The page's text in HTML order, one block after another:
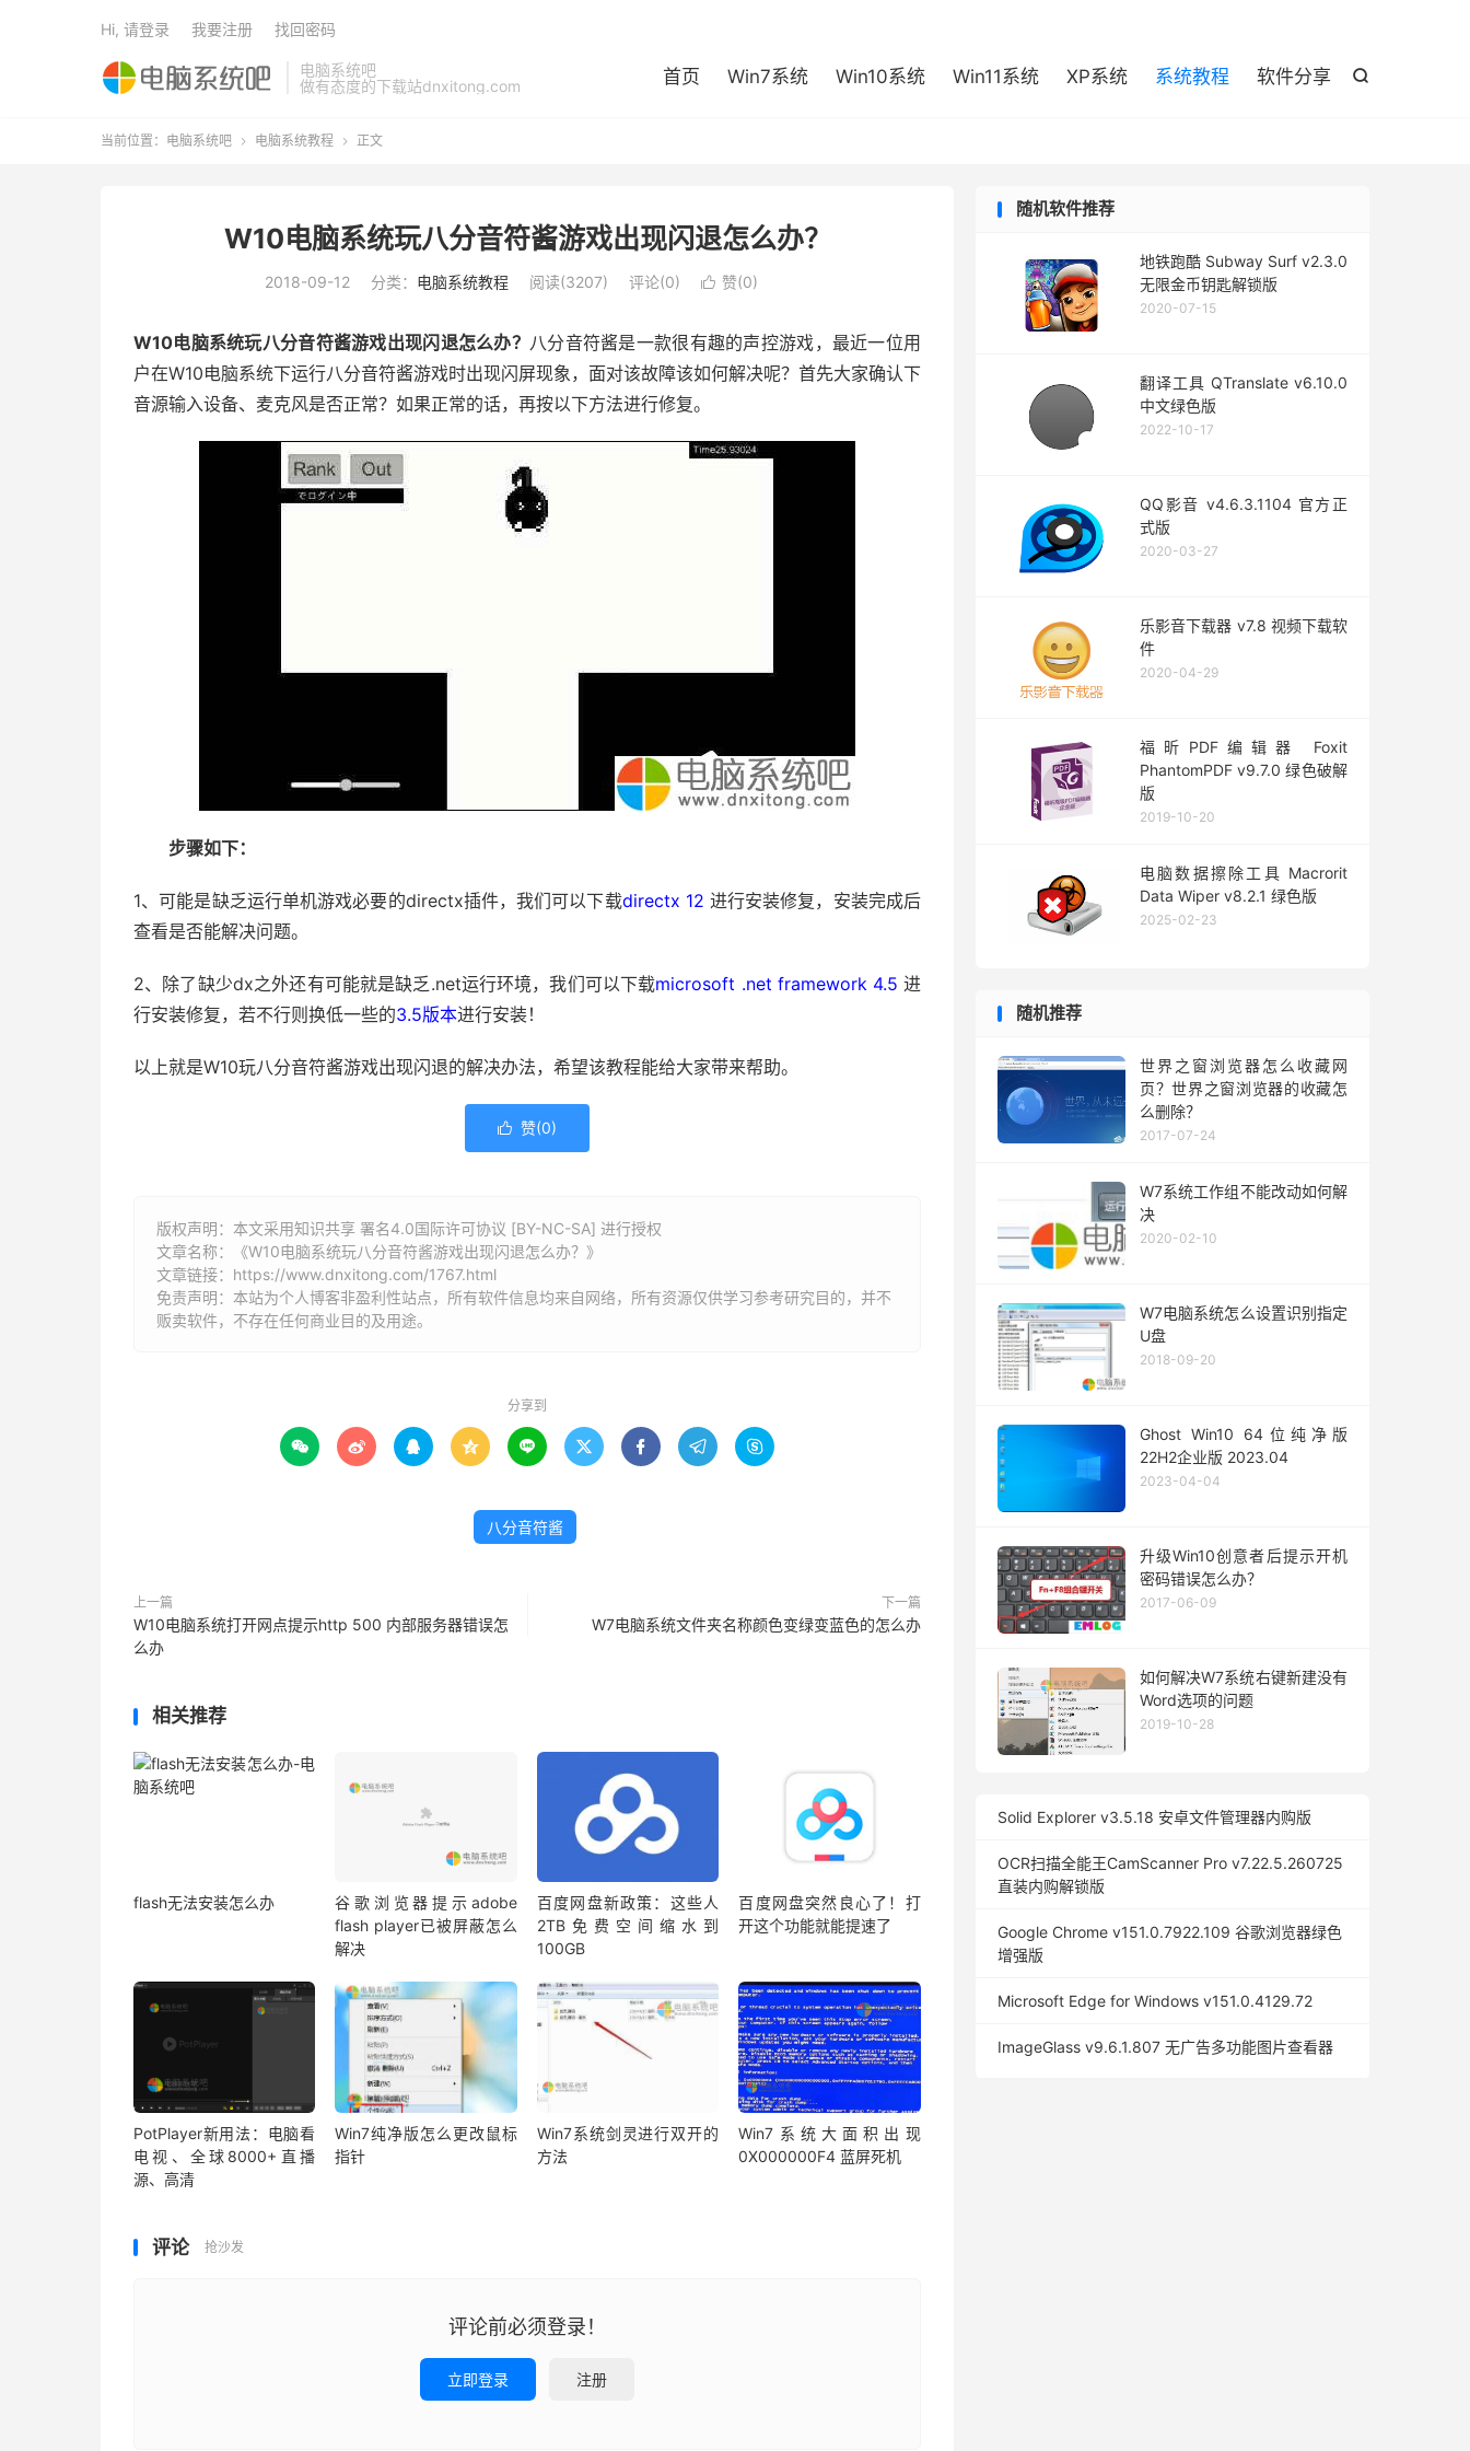
电脑系统吧
做有态度的下载站dnxitong.com

首页 Win7系统 Win10系统 Win11系统 XP系统 系统教程 软件分享
Hi, 请登录 我要注册 找回密码
当前位置： 电脑系统吧  电脑系统教程  正文
W10电脑系统玩八分音符酱游戏出现闪退怎么办？
2018-09-12 分类： 电脑系统教程 阅读(3207) 评论(0)  赞(0)
W10电脑系统玩八分音符酱游戏出现闪退怎么办？ 八分音符酱是一款很有趣的声控游戏，最近一位用
户在W10电脑系统下运行八分音符酱游戏时出现闪屏现象，面对该故障该如何解决呢？首先大家确认下
音源输入设备、麦克风是否正常？如果正常的话，再按以下方法进行修复。
步骤如下：
1、可能是缺乏运行单机游戏必要的directx插件，我们可以下载directx 12 进行安装修复，安装完成后
查看是否能解决问题。
2、除了缺少dx之外还有可能就是缺乏.net运行环境，我们可以下载microsoft .net framework 4.5 进
行安装修复，若不行则换低一些的3.5版本进行安装！
以上就是W10玩八分音符酱游戏出现闪退的解决办法，希望该教程能给大家带来帮助。
 赞(0)
版权声明：本文采用知识共享 署名4.0国际许可协议 [BY-NC-SA] 进行授权
文章名称：《W10电脑系统玩八分音符酱游戏出现闪退怎么办？》
文章链接： https://www.dnxitong.com/1767.html
免责声明：本站为个人博客非盈利性站点，所有软件信息均来自网络，所有资源仅供学习参考研究目的，并不
贩卖软件，不存在任何商业目的及用途。
分享到
        
八分音符酱
上一篇
W10电脑系统打开网点提示http 500 内部服务器错误怎
么办
下一篇
W7电脑系统文件夹名称颜色变绿变蓝色的怎么办
相关推荐
flash无法安装怎么办
谷歌浏览器提示adobe
flash player已被屏蔽怎么
解决
百度网盘新政策：这些人
2TB免费空间缩水到
100GB
百度网盘突然良心了！打
开这个功能就能提速了
PotPlayer新用法：电脑看
电视、全球8000+直播
源、高清
Win7纯净版怎么更改鼠标
指针
Win7系统剑灵进行双开的
方法
Win7系统大面积出现
0X000000F4 蓝屏死机
评论 抢沙发
评论前必须登录！
立即登录 注册
随机软件推荐
地铁跑酷 Subway Surf v2.3.0
无限金币钥匙解锁版
2020-07-15
翻译工具 QTranslate v6.10.0
中文绿色版
2022-10-17
QQ影音 v4.6.3.1104 官方正
式版
2020-03-27
乐影音下载器 v7.8 视频下载软
件
2020-04-29
福昕PDF编辑器 Foxit
PhantomPDF v9.7.0 绿色破解
版
2019-10-20
电脑数据擦除工具 Macrorit
Data Wiper v8.2.1 绿色版
2025-02-23
随机推荐
世界之窗浏览器怎么收藏网
页？世界之窗浏览器的收藏怎
么删除？
2017-07-24
W7系统工作组不能改动如何解
决
2020-02-10
W7电脑系统怎么设置识别指定
U盘
2018-09-20
Ghost Win10 64位纯净版
22H2企业版 2023.04
2023-04-04
升级Win10创意者后提示开机
密码错误怎么办？
2017-06-09
如何解决W7系统右键新建没有
Word选项的问题
2019-10-28
Solid Explorer v3.5.18 安卓文件管理器内购版
OCR扫描全能王CamScanner Pro v7.22.5.260725
直装内购解锁版
Google Chrome v151.0.7922.109 谷歌浏览器绿色
增强版
Microsoft Edge for Windows v151.0.4129.72
ImageGlass v9.6.1.807 无广告多功能图片查看器